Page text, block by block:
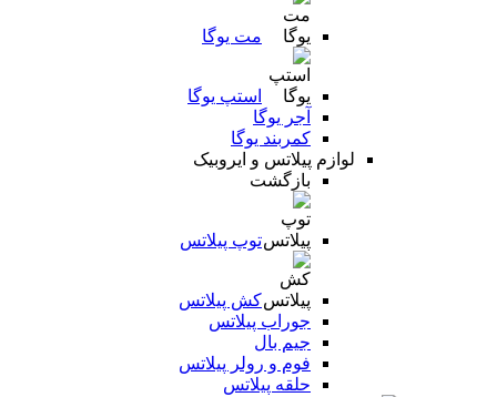
مت یوگا
استپ یوگا
آجر یوگا
کمربند یوگا
لوازم پیلاتس و ایروبیک
بازگشت
توپ پیلاتس
کش پیلاتس
جوراب پیلاتس
جیم بال
فوم و رولر پیلاتس
حلقه پیلاتس